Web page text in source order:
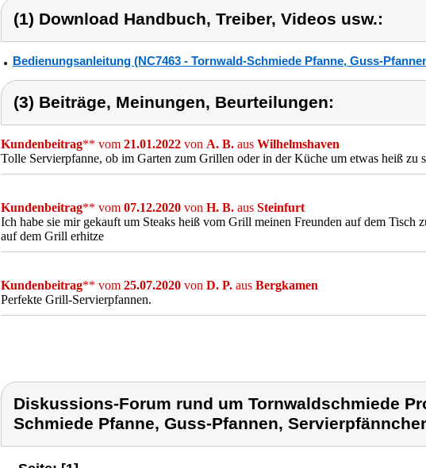
(1) Download Handbuch, Treiber, Videos usw.:
Bedienungsanleitung (NC7463 - Tornwald-Schmiede Pfanne, Guss-
(3) Beiträge, Meinungen, Beurteilungen:
Kundenbeitrag** vom 21.01.2022 von A. B. aus Wilhelmshaven
Tolle Servierpfanne, ob im Garten zum Grillen oder in der Küche um etwas heiß zu
Kundenbeitrag** vom 07.12.2020 von H. B. aus Steinfurt
Ich habe sie mir gekauft um Steaks heiß vom Grill meinen Freunden auf dem Tisch
auf dem Grill erhitze
Kundenbeitrag** vom 25.07.2020 von D. P. aus Bergkamen
Perfekte Grill-Servierpfannen.
Diskussions-Forum rund um Tornwaldschmiede
Schmiede Pfanne, Guss-Pfannen,